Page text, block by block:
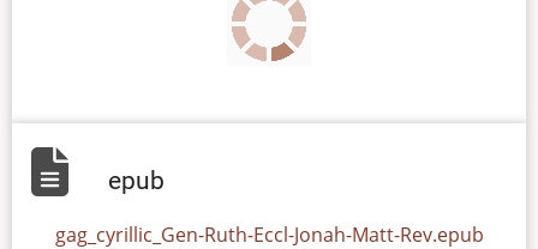
epub
Filegag_cyrillic_Gen-Ruth-Eccl-Jonah-Matt-Rev.epub